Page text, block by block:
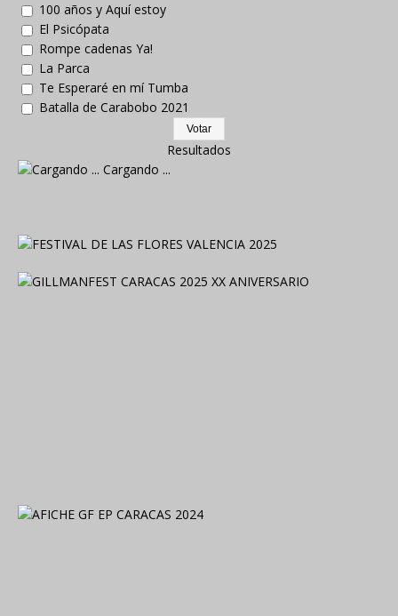
100 años y Aquí estoy
El Psicópata
Rompe cadenas Ya!
La Parca
Te Esperaré en mí Tumba
Batalla de Carabobo 2021
Resultados
Cargando ...